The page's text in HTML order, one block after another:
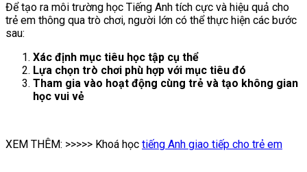
Để tạo ra môi trường học Tiếng Anh tích cực và hiệu quả cho
trẻ em thông qua trò chơi, người lớn có thể thực hiện các bước
sau:
Xác định mục tiêu học tập cụ thể
Lựa chọn trò chơi phù hợp với mục tiêu đó
Tham gia vào hoạt động cùng trẻ và tạo không gian
học vui vẻ
XEM THÊM: >>>>> Khoá học tiếng Anh giao tiếp cho trẻ em